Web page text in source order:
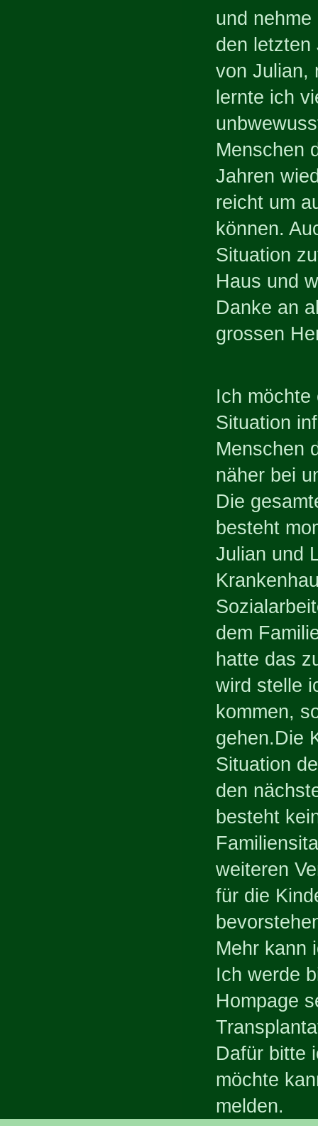
und
den letzten
von Julian,
lernte ich
Menschen
Jahren
reicht um
können.
Situation
Haus und
Danke an
grossen
Ich möchte
Situation
Menschen
näher bei
Die
besteht
Julian und
dem
hatte das
wird stelle
kommen,
gehen.Die
Situation
den
besteht
weiteren
für die
Mehr kann
Ich werde
Hompage
Dafür bitte
möchte
melden.